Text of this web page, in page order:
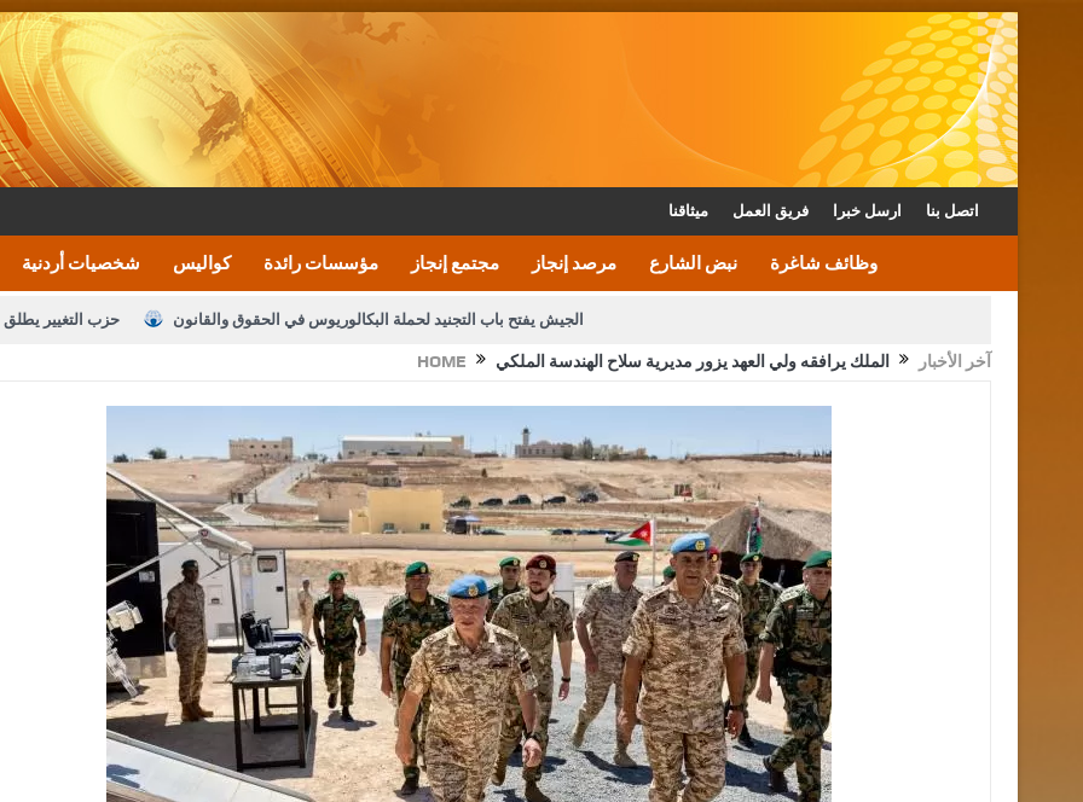
ميثاقنا فريق العمل ارسل خبرا اتصل بنا
شخصيات أردنية كواليس مؤسسات رائدة مجتمع إنجاز مرصد إنجاز نبض الشارع وظائف شاغرة
حزب التغيير الجيش يفتح باب التجنيد لحملة البكالوريوس في الحقوق والقانون
الأمن يتلف 16 مليون حبة كبتاجون و1480 كغم مواد مخدرة
القاضي يلتقي رؤساء تحرير الصحف اليومية ويؤكد حرص مجلس النواب على شراكة فاعلة مع الإعلام
دعوة المكلفين بخدمة العلم الملك يلتقي مجموعة من رفاق السلاح الملك يتلقى اتصالا هاتفيا من العاهل البحريني
القاضي محمود
HOME آخر الأخبار الملك يرافقه ولي العهد يزور مديرية سلاح الهندسة الملكي